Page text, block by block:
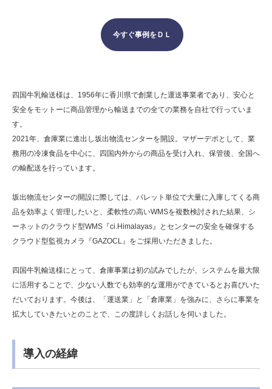
今すぐ事例をＤＬ
四国牛乳輸送様は、1956年に香川県で創業した運送事業者であり、安心と
安全をモットーに商品管理から輸送までの全ての業務を自社で行っていま
す。
2021年、倉庫業に進出し坂出物流センターを開設。マザーデポとして、業
務用の冷凍食品を中心に、四国内外からの商品を受け入れ、保管後、全国へ
の輸配送を行っています。
坂出物流センターの開設に際しては、パレット単位で大量に入庫してくる商
品を効率よく管理したいと、柔軟性の高いWMSを複数検討された結果、シ
ーネットのクラウド型WMS『ci.Himalayas』とセンターの安全を確保する
クラウド型監視カメラ『GAZOCL』をご採用いただきました。
四国牛乳輸送様にとって、倉庫事業は初の試みでしたが、システムを最大限
に活用することで、少ない人数でも効率的な運用ができているとお喜びいた
だいております。今後は、「運送業」と「倉庫業」を強みに、さらに事業を
拡大していきたいとのことで、この度詳しくお話しを伺いました。
導入の経緯